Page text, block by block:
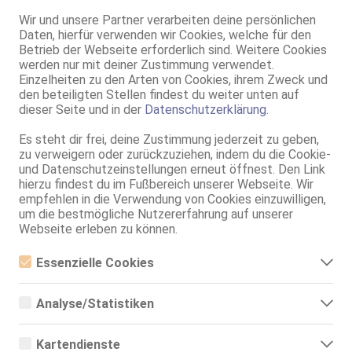
Wir und unsere Partner verarbeiten deine persönlichen
Daten, hierfür verwenden wir Cookies, welche für den
Betrieb der Webseite erforderlich sind. Weitere Cookies
werden nur mit deiner Zustimmung verwendet.
Einzelheiten zu den Arten von Cookies, ihrem Zweck und
den beteiligten Stellen findest du weiter unten auf
dieser Seite und in der Datenschutzerklärung
Es steht dir frei, deine Zustimmung jederzeit zu geben,
zu verweigern oder zurückzuziehen, indem du die Cookie-
und Datenschutzeinstellungen erneut öffnest. Den Link
hierzu findest du im Fußbereich unserer Webseite. Wir
empfehlen in die Verwendung von Cookies einzuwilligen,
um die bestmögliche Nutzererfahrung auf unserer
Webseite erleben zu können.
Essenzielle Cookies
Essenzielle Cookies sind alle notwendigen Cookies, die für den
ermöglicht werden. Die Webseite kann ohne diese Cookies nicht
Analyse/Statistiken
Analyse- bzw. Statistikcookies sind Cookies, die der Analyse der
Zugriffsstatistiken dienen. Sie helfen den Webseiten-Besitzern zu
Kartendienste
Schweinfurt
Antonia- Jung (20+) - vers. - devot - uners*ttlich -
20 Jahre, 80D, KF 36/38, 1.65m, 60 kg, total rasiert, osteuropäisch
ZK, 69, GF6, NSa, Franz b. Ihr, BV, MFF
Emma Neu in der Stadt! BJ Party 24/7
18 Jahre, 75A, KF 36/38, 1.69m, 60 kg, total rasiert, osteuropäisch
ZK, 69, GF6, DT, NSa, Franz b. Ihr, BV
Schweinfurt
Mely